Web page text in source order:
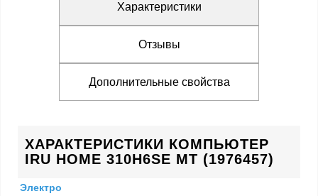
Характеристики
Отзывы
Дополнительные свойства
ХАРАКТЕРИСТИКИ КОМПЬЮТЕР
IRU HOME 310H6SE MT (1976457)
Электро